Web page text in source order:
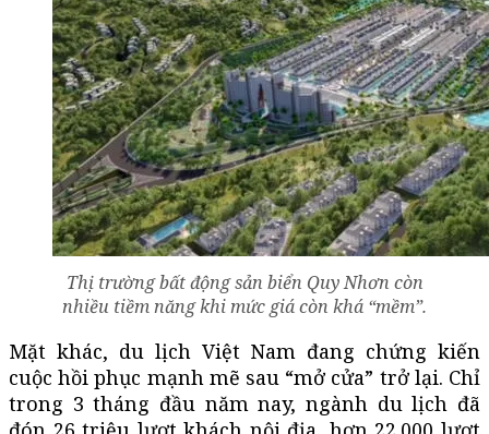
Thị trường bất động sản biển Quy Nhơn còn
nhiều tiềm năng khi mức giá còn khá “mềm”.
Mặt khác, du lịch Việt Nam đang chứng kiến
cuộc hồi phục mạnh mẽ sau “mở cửa” trở lại. Chỉ
trong 3 tháng đầu năm nay, ngành du lịch đã